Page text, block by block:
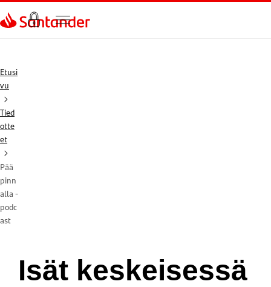
Siirry sivulle
Etusi
vu
Tied
otte
et
Pää
pinn
alla -
podc
ast
Isät keskeisessä